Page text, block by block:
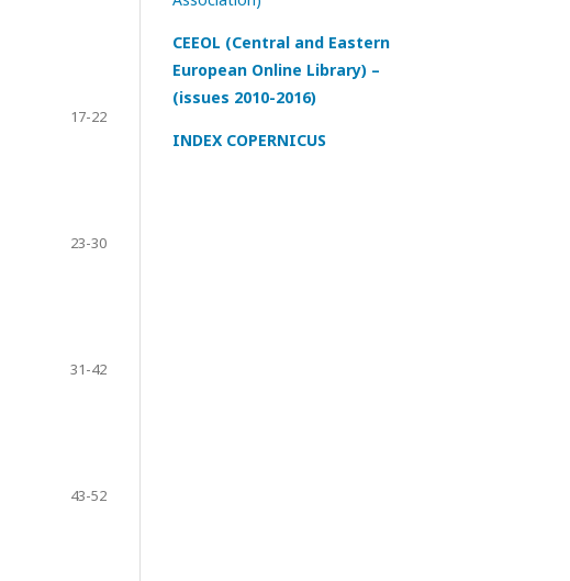
17-22
23-30
31-42
43-52
CEEOL (Central and Eastern
European Online Library) –
(issues 2010-2016)
INDEX COPERNICUS